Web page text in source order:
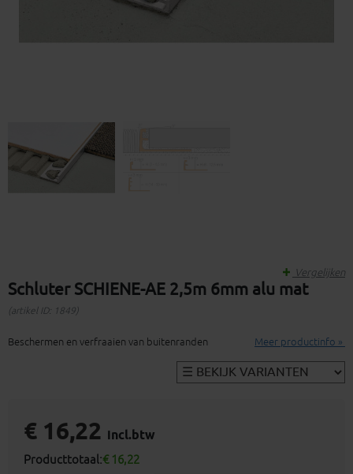
Schluter SCHIENE-AE 2,5m 6mm alu mat
(artikel ID: 1849)
Vergelijken
Beschermen en verfraaien van buitenranden Meer productinfo »
€ 16,22 incl.btw
Producttotaal:€ 16,22